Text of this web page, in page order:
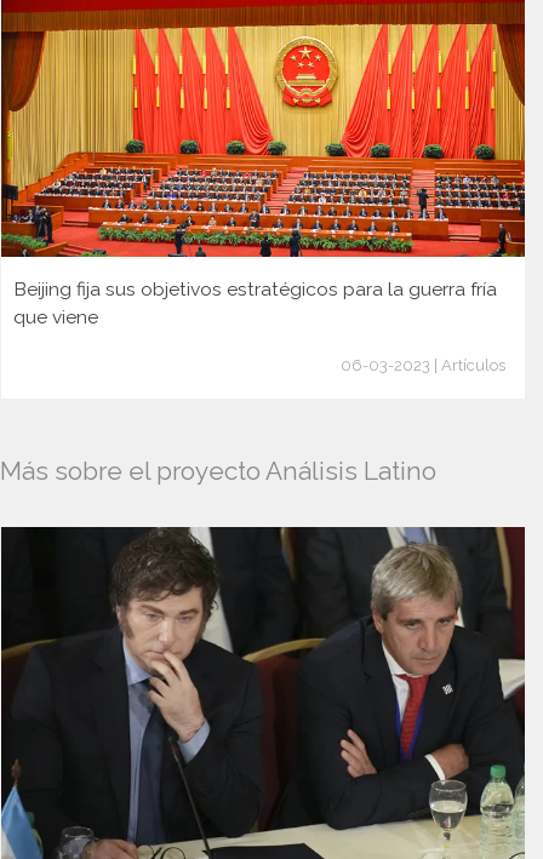
Beijing fija sus objetivos estratégicos para la guerra fría
que viene
06-03-2023 | Artículos
Más sobre el proyecto Análisis Latino